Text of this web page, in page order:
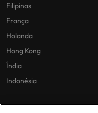
Filipinas
França
Holanda
Hong Kong
Índia
Indonésia